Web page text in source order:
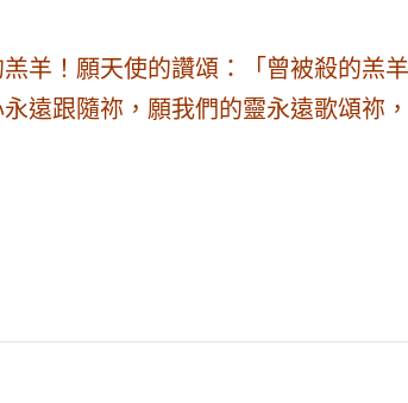
羊！願天使的讚頌：「曾被殺的羔
遠跟隨祢，願我們的靈永遠歌頌祢